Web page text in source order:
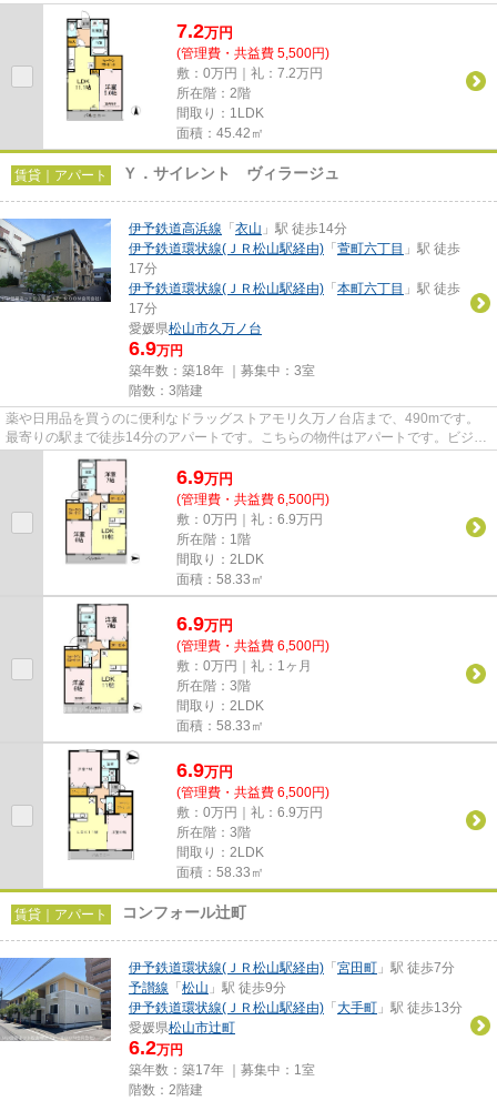
能な物件です。松山南店から物件...
7.2万円
(管理費・共益費 5,500円)
敷：0万円｜礼：7.2万円
所在階：2階
間取り：1LDK
面積：45.42㎡
賃貸｜アパート Ｙ．サイレント ヴィラージュ
伊予鉄道高浜線 「 衣山 」駅 徒歩14分
伊予鉄道環状線(ＪＲ松山駅経由) 「 萱町六丁目 」駅 徒歩
17分
伊予鉄道環状線(ＪＲ松山駅経由) 「 本町六丁目 」駅 徒歩
17分
愛媛県松山市久万ノ台
6.9万円
築年数：築18年 ｜募集中： 3室
階数：3階建
薬や日用品を買うのに便利なドラッグストアモリ久万ノ台店まで、490mです。
最寄りの駅まで徒歩14分のアパートです。こちらの物件はアパートです。ビジネ
スマンには必須の、インターネ...
6.9万円
(管理費・共益費 6,500円)
敷：0万円｜礼：6.9万円
所在階：1階
間取り：2LDK
面積：58.33㎡
6.9万円
(管理費・共益費 6,500円)
敷：0万円｜礼：1ヶ月
所在階：3階
間取り：2LDK
面積：58.33㎡
6.9万円
(管理費・共益費 6,500円)
敷：0万円｜礼：6.9万円
所在階：3階
間取り：2LDK
面積：58.33㎡
賃貸｜アパート コンフォール辻町
伊予鉄道環状線(ＪＲ松山駅経由) 「 宮田町 」駅 徒歩7分
予讃線 「 松山 」駅 徒歩9分
伊予鉄道環状線(ＪＲ松山駅経由) 「 大手町 」駅 徒歩13分
愛媛県松山市辻町
6.2万円
築年数：築17年 ｜募集中： 1室
階数：2階建